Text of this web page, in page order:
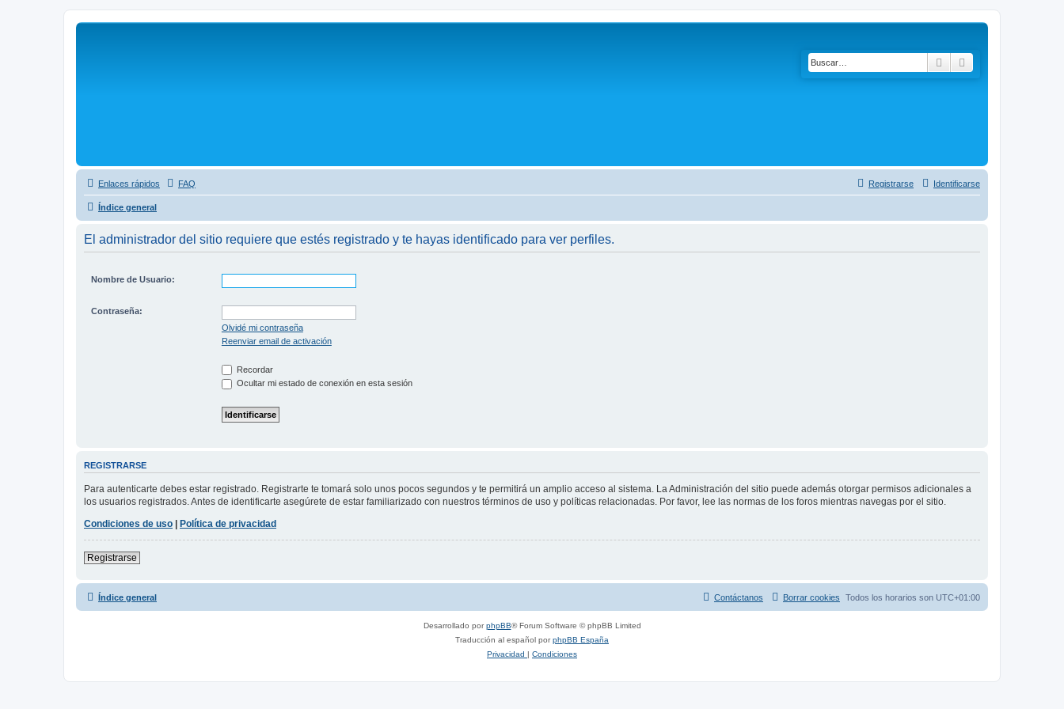
Buscar
Enlaces rápidos FAQ Identificarse
Registrarse
Índice general
El administrador del sitio requiere que estés registrado y te hayas identificado para ver perfiles.
Nombre de Usuario:
Contraseña:
Olvidé mi contraseña
Reenviar email de activación
Recordar
Ocultar mi estado de conexión en esta sesión
REGISTRARSE
Para autenticarte debes estar registrado. Registrarte te tomará solo unos pocos segundos y te permitirá un amplio acceso al sistema. La Administración del sitio puede además otorgar permisos adicionales a
los usuarios registrados. Antes de identificarte asegúrete de estar familiarizado con nuestros términos de uso y políticas relacionadas. Por favor, lee las normas de los foros mientras navegas por el sitio.
Condiciones de uso | Política de privacidad
Registrarse
Índice general Todos los horarios son UTC+01:00
Borrar cookies
Contáctanos
Desarrollado porphpBB® Forum Software © phpBB Limited
Traducción al español porphpBB España
Privacidad | Condiciones